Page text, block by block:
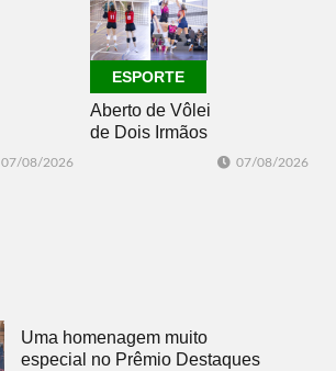
07/08/2026
ESPORTE
Aberto de Vôlei
de Dois Irmãos
07/08/2026
Uma homenagem muito
especial no Prêmio Destaques